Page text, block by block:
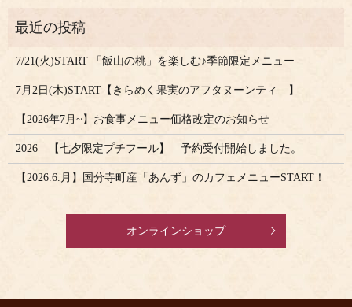
7/21(火)START 「飯山の桃」を楽しむ♪季節限定メニュー
7月2日(木)START【きらめく果実のアフタヌーンティ―】
【2026年7月~】お食事メニュー価格改定のお知らせ
2026 【七夕限定プチフール】 予約受付開始しました。
【2026.6.月】国分寺町産「あんず」のカフェメニューSTART！
オンラインショップ